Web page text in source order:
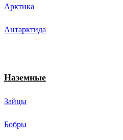
Арктика
Антарктида
Наземные
Зайцы
Бобры